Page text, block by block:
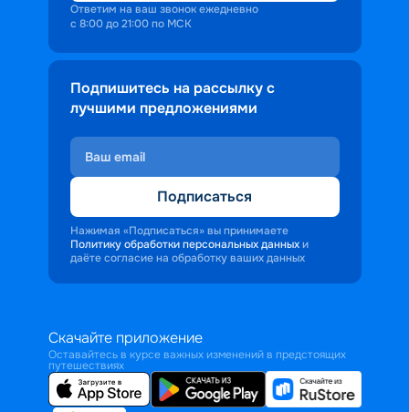
Ответим на ваш звонок ежедневно
с 8:00 до 21:00 по МСК
Подпишитесь на рассылку с
лучшими предложениями
Подписаться
Нажимая «Подписаться» вы принимаете
Политику обработки персональных данных и
даёте согласие на обработку ваших данных
Скачайте приложение
Оставайтесь в курсе важных изменений в предстоящих
путешествиях